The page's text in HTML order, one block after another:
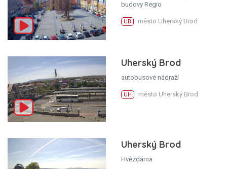
budovy Regio
UB město Uherský Brod
Uherský Brod
autobusové nádraží
UH město Uherský Brod
Uherský Brod
Hvězdárna